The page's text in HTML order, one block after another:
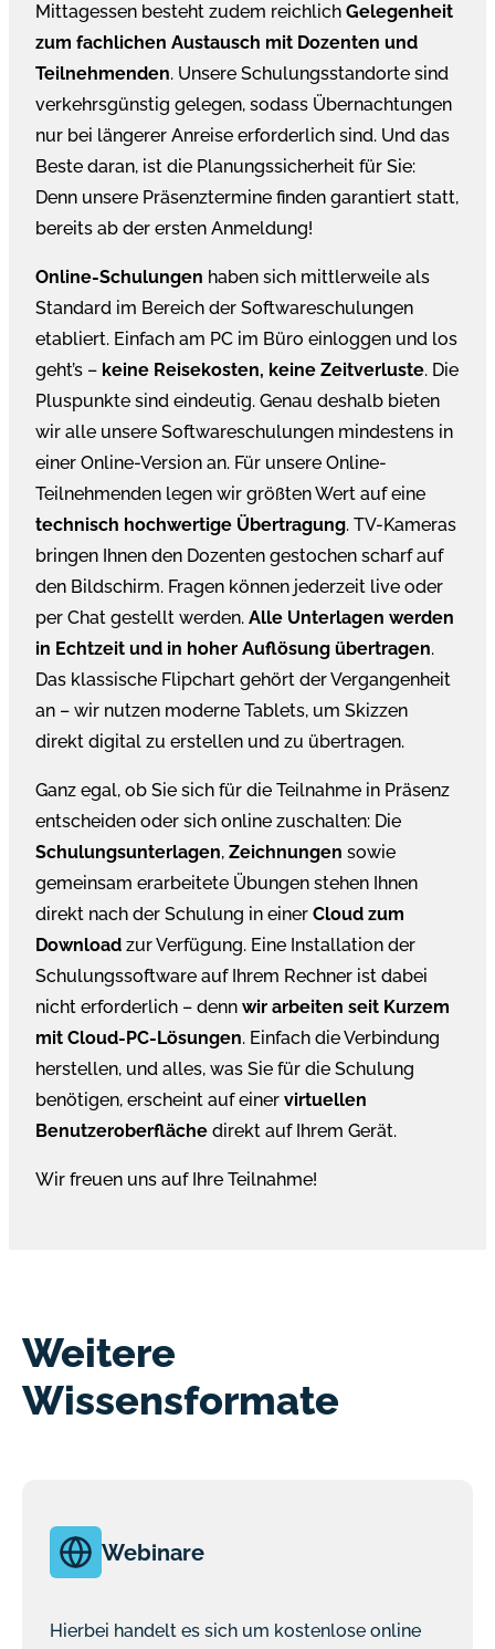
Mittagessen besteht zudem reichlichGelegenheit
zum fachlichen Austausch mit Dozenten und
Teilnehmenden. Unsere Schulungsstandorte sind
verkehrsgünstig gelegen, sodass Übernachtungen
nur bei längerer Anreise erforderlich sind. Und das
Beste daran, ist die Planungssicherheit für Sie:
Denn unsere Präsenztermine finden garantiert statt,
bereits ab der ersten Anmeldung!
Online-Schulungen haben sich mittlerweile als
Standard im Bereich der Softwareschulungen
etabliert. Einfach am PC im Büro einloggen und los
geht’s – keine Reisekosten, keine Zeitverluste. Die
Pluspunkte sind eindeutig. Genau deshalb bieten
wir alle unsere Softwareschulungen mindestens in
einer Online-Version an. Für unsere Online-
Teilnehmenden legen wir größten Wert auf eine
technisch hochwertige Übertragung. TV-Kameras
bringen Ihnen den Dozenten gestochen scharf auf
den Bildschirm. Fragen können jederzeit live oder
per Chat gestellt werden.Alle Unterlagen werden
in Echtzeit und in hoher Auflösung übertragen.
Das klassische Flipchart gehört der Vergangenheit
an – wir nutzen moderne Tablets, um Skizzen
direkt digital zu erstellen und zu übertragen.
Ganz egal, ob Sie sich für die Teilnahme in Präsenz
entscheiden oder sich online zuschalten: Die
Schulungsunterlagen, Zeichnungen sowie
gemeinsam erarbeitete Übungen stehen Ihnen
direkt nach der Schulung in einerCloud zum
Downloadzur Verfügung. Eine Installation der
Schulungssoftware auf Ihrem Rechner ist dabei
nicht erforderlich – denn wir arbeiten seit Kurzem
mit Cloud-PC-Lösungen. Einfach die Verbindung
herstellen, und alles, was Sie für die Schulung
benötigen, erscheint auf einervirtuellen
Benutzeroberfläche direkt auf Ihrem Gerät.
Wir freuen uns auf Ihre Teilnahme!
Weitere
Wissensformate
Webinare
Hierbei handelt es sich um kostenlose online